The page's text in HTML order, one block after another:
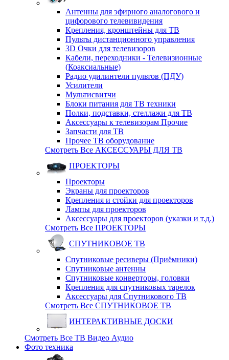
Антенны для эфирного аналогового и
цифорового телевивидения
Крепления, кронштейны для ТВ
Пульты дистанционного управления
3D Очки для телевизоров
Кабели, переходники - Телевизионные
(Коаксиальные)
Радио удилинтели пультов (ПДУ)
Усилители
Мультисвитчи
Блоки питания для ТВ техники
Полки, подставки, стеллажи для ТВ
Аксессуары к телевизорам Прочие
Запчасти для ТВ
Прочее ТВ оборудование
Смотреть Все АКСЕССУАРЫ ДЛЯ ТВ
ПРОЕКТОРЫ
Проекторы
Экраны для проекторов
Крепления и стойки для проекторов
Лампы для проекторов
Аксессуары для проекторов (указки и т.д.)
Смотреть Все ПРОЕКТОРЫ
СПУТНИКОВОЕ ТВ
Спутниковые ресиверы (Приёмники)
Спутниковые антенны
Спутниковые конверторы, головки
Крепления для спутниковых тарелок
Аксессуары для Спутникового ТВ
Смотреть Все СПУТНИКОВОЕ ТВ
ИНТЕРАКТИВНЫЕ ДОСКИ
Смотреть Все ТВ Видео Аудио
Фото техника